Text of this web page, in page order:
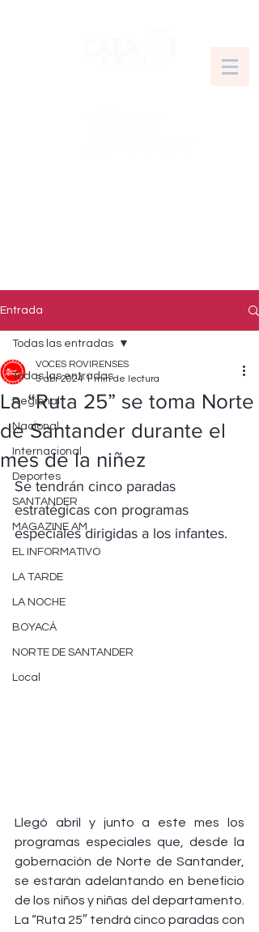
Entrada
Todas las entradas
Regional
Nacional
Internacional
Deportes
SANTANDER
MAGAZINE AM
EL INFORMATIVO
LA TARDE
LA NOCHE
BOYACÁ
NORTE DE SANTANDER
Local
Todas las entradas
La “Ruta 25” se toma Norte
de Santander durante el
mes de la niñez
VOCES ROVIRENSES
3 abr 2024 1 min de lectura
Se tendrán cinco paradas
estratégicas con programas
especiales dirigidas a los infantes.
Llegó abril y junto a este mes los
programas especiales que, desde la
gobernación de Norte de Santander,
se estarán adelantando en beneficio
de los niños y niñas del departamento.
La “Ruta 25″ tendrá cinco paradas con